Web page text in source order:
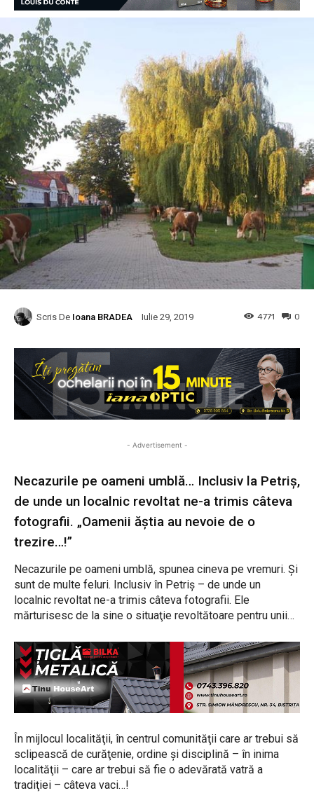
Scris De Ioana BRADEA Iulie 29, 2019 0
4771
- Advertisement -
Necazurile pe oameni umblă… Inclusiv la Petriş,
de unde un localnic revoltat ne-a trimis câteva
fotografii. „Oamenii ăștia au nevoie de o
trezire…!”
Necazurile pe oameni umblă, spunea cineva pe vremuri. Şi
sunt de multe feluri. Inclusiv în Petriş – de unde un
localnic revoltat ne-a trimis câteva fotografii. Ele
mărturisesc de la sine o situaţie revoltătoare pentru unii…
În mijlocul localităţii, în centrul comunităţii care ar trebui să
sclipească de curăţenie, ordine şi disciplină – în inima
localităţii – care ar trebui să fie o adevărată vatră a
tradiţiei – câteva vaci…!